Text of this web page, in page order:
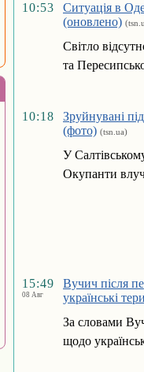
10:53
Ситуація в
(оновлено)
Світло
та
10:18
Зруйнувані
(фото) (tsn.ua)
У
Окупанти
15:49
08 Авг
Вучич після
українські
За словами
щодо